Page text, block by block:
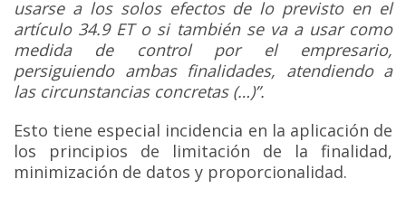
usarse a los solos efectos de lo previsto en el
artículo 34.9 ET o si también se va a usar como
medida de control por el empresario,
persiguiendo ambas finalidades, atendiendo a
las circunstancias concretas (…)”.
Esto tiene especial incidencia en la aplicación de
los principios de limitación de la finalidad,
minimización de datos y proporcionalidad.